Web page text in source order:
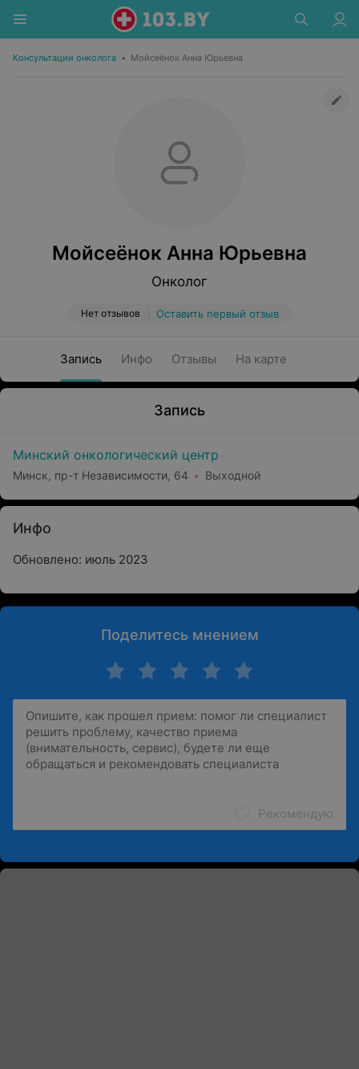
Консультации онколога • Мойсеёнок Анна Юрьевна
Мойсеёнок Анна Юрьевна
Онколог
Нет отзывов Оставить первый отзыв
Запись Инфо Отзывы На карте
Запись
Минский онкологический центр
Минск, пр-т Независимости, 64 Выходной
Инфо
Обновлено: июль 2023
Поделитесь мнением
Рекомендую